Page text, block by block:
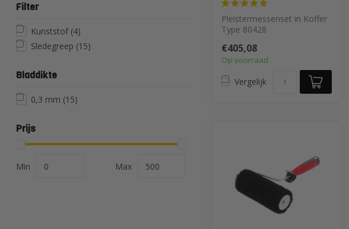
Filter
Kunststof (4)
Sledegreep (15)
Bladdikte
0,3 mm (15)
Prijs
Min Max
Pleistermessenset in Koffer
Type 80428
€405,08
Op voorraad
Vergelijk